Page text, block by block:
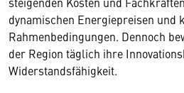
dynamischen Energiepreisen und
Rahmenbedingungen. Dennoch
der Region täglich ihre
Widerstandsfähigkeit.